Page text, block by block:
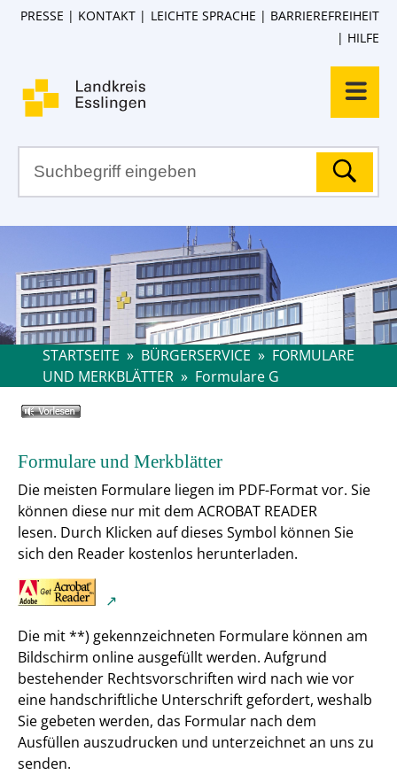
PRESSE KONTAKT LEICHTE SPRACHE
BARRIEREFREIHEIT
HILFE
STARTSEITE » BÜRGERSERVICE » FORMULARE
UND MERKBLÄTTER » Formulare G
Formulare und Merkblätter
Die meisten Formulare liegen im PDF-Format vor. Sie
können diese nur mit dem ACROBAT READER
lesen. Durch Klicken auf dieses Symbol können Sie
sich den Reader kostenlos herunterladen.
Die mit **) gekennzeichneten Formulare können am
Bildschirm online ausgefüllt werden. Aufgrund
bestehender Rechtsvorschriften wird nach wie vor
eine handschriftliche Unterschrift gefordert, weshalb
Sie gebeten werden, das Formular nach dem
Ausfüllen auszudrucken und unterzeichnet an uns zu
senden.